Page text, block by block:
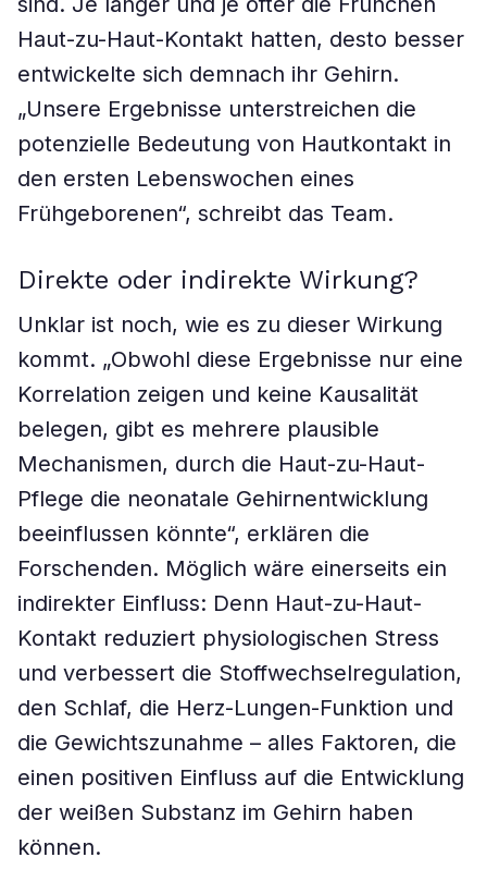
Haut-zu-Haut-Kontakt hatten, desto besser
entwickelte sich demnach ihr Gehirn.
„Unsere Ergebnisse unterstreichen die
potenzielle Bedeutung von Hautkontakt in
den ersten Lebenswochen eines
Frühgeborenen“, schreibt das Team.
Direkte oder indirekte Wirkung?
Unklar ist noch, wie es zu dieser Wirkung
kommt. „Obwohl diese Ergebnisse nur eine
Korrelation zeigen und keine Kausalität
belegen, gibt es mehrere plausible
Mechanismen, durch die Haut-zu-Haut-
Pflege die neonatale Gehirnentwicklung
beeinflussen könnte“, erklären die
Forschenden. Möglich wäre einerseits ein
indirekter Einfluss: Denn Haut-zu-Haut-
Kontakt reduziert physiologischen Stress
und verbessert die Stoffwechselregulation,
den Schlaf, die Herz-Lungen-Funktion und
die Gewichtszunahme – alles Faktoren, die
einen positiven Einfluss auf die Entwicklung
der weißen Substanz im Gehirn haben
können.